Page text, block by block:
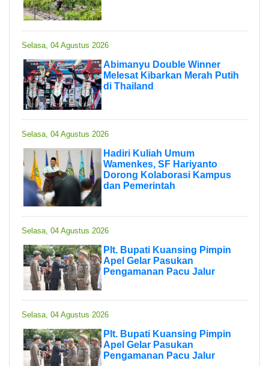
Selasa, 04 Agustus 2026
Abimanyu Double Winner
Melesat Kibarkan Merah Putih
di Thailand
Selasa, 04 Agustus 2026
Hadiri Kuliah Umum
Wamenkes, SF Hariyanto
Dorong Kolaborasi Kampus
dan Pemerintah
Selasa, 04 Agustus 2026
Plt. Bupati Kuansing Pimpin
Apel Gelar Pasukan
Pengamanan Pacu Jalur
Selasa, 04 Agustus 2026
Plt. Bupati Kuansing Pimpin
Apel Gelar Pasukan
Pengamanan Pacu Jalur